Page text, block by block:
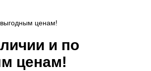
ценам!
и по
ценам!